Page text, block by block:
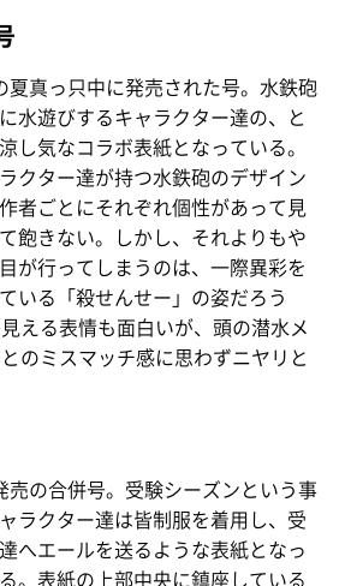
夏真っ只中に発売された号。水鉄砲
水遊びするキャラクター達の、と
し気なコラボ表紙となっている。
クター達が持つ水鉄砲のデザイン
者ごとにそれぞれ個性があって見
飽きない。しかし、それよりもや
が行ってしまうのは、一際異彩を
いる「殺せんせー」の姿だろう
える表情も面白いが、頭の潜水メ
のミスマッチ感に思わずニヤリと
売の合併号。受験シーズンという事
ラクター達は皆制服を着用し、受
へエールを送るような表紙となっ
。表紙の上部中央に鎮座している